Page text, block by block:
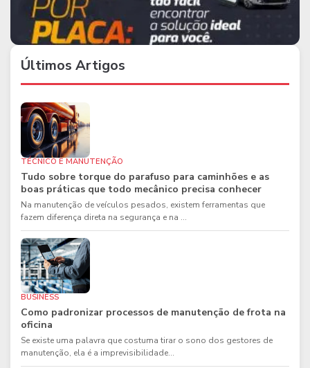
Últimos Artigos
TÉCNICO E MANUTENÇÃO
Tudo sobre torque do parafuso para caminhões e as
boas práticas que todo mecânico precisa conhecer
Na manutenção de veículos pesados, existem ferramentas que
fazem diferença direta na segurança e na ...
BUSINESS
Como padronizar processos de manutenção de frota na
oficina
Se existe uma palavra que costuma tirar o sono dos gestores de
manutenção, ela é a imprevisibilidade...